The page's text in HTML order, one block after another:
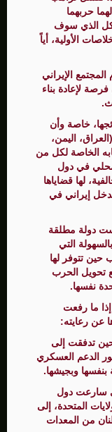
حربهما
الذي سوف
الأولية، أياً
المجتمع الإيراني
لإعادة بناء
خاصة وأن
اليمن،
الخاصة لكل من
في دول
لها قضاياها
تدخل إيراني في
دولة مطلقة
التي
حين تتوفر لها
تحويل الحرب
نفسها.
إذا ما رفعت
عن رعايته:
تدفقت إلى
الدعم العسكري
بنفسها وبجيشها.
سارعت دول
المتحدة، إلى
من المعدات